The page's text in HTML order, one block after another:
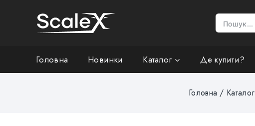
Головна Новинки Каталог Де купити?
Головна / Каталог